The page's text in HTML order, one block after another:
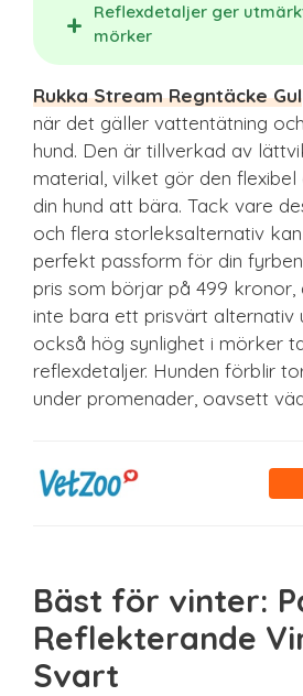
Reflexdetaljer ger
mörker
Rukka Stream Regntäcke Gul
när det gäller vattentätning
hund. Den är tillverkad av
material, vilket gör den
din hund att bära. Tack vare
och flera storleksalternativ
perfekt passform för din
pris som börjar på 499 kronor,
inte bara ett prisvärt alternativ
också hög synlighet i mörker
reflexdetaljer. Hunden förblir
under promenader, oavsett
Bäst för vinter:
Reflekterande
Svart